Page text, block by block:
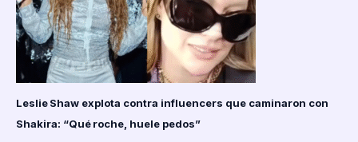
Leslie Shaw explota contra influencers que caminaron con
Shakira: “Qué roche, huele pedos”